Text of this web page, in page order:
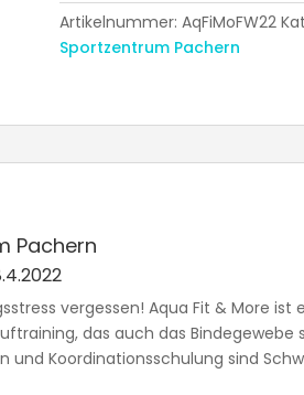
Artikelnummer:AqFiMoFW22
Sportzentrum Pachern
Pachern
vergessen! Aqua Fit & More ist
das auch das Bindegewebe
und Koordinationsschulung sind